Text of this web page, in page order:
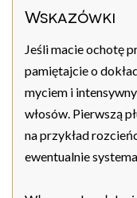
Wskazówki
Jeśli macie ochotę
pamiętajcie o
myciem i
włosów. Pierwszą
na przykład
ewentualnie